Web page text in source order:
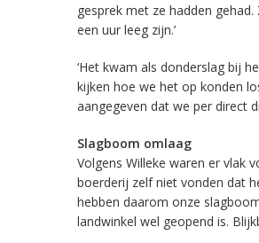
gesprek met ze hadden
een uur leeg zijn.’
‘Het kwam als donderslag bij
kijken hoe we het op konden
aangegeven dat we per direct
Slagboom omlaag
Volgens Willeke waren er vlak
boerderij zelf niet vonden dat
hebben daarom onze
landwinkel wel geopend is.